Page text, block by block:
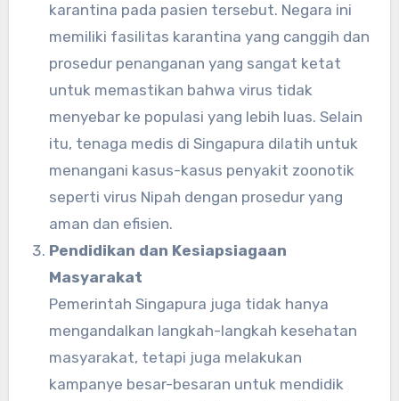
karantina pada pasien tersebut. Negara ini
memiliki fasilitas karantina yang canggih dan
prosedur penanganan yang sangat ketat
untuk memastikan bahwa virus tidak
menyebar ke populasi yang lebih luas. Selain
itu, tenaga medis di Singapura dilatih untuk
menangani kasus-kasus penyakit zoonotik
seperti virus Nipah dengan prosedur yang
aman dan efisien.
Pendidikan dan Kesiapsiagaan
Masyarakat
Pemerintah Singapura juga tidak hanya
mengandalkan langkah-langkah kesehatan
masyarakat, tetapi juga melakukan
kampanye besar-besaran untuk mendidik